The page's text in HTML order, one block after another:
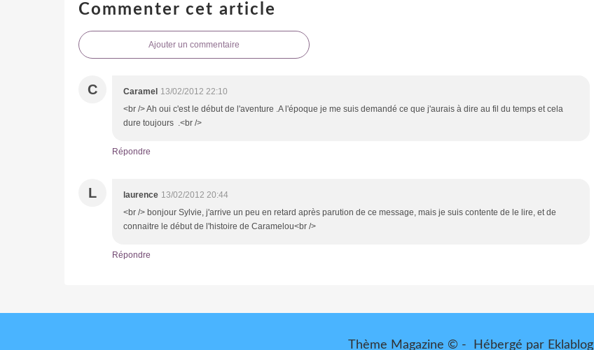
Commenter cet article
Ajouter un commentaire
C Caramel 13/02/2012 22:10
<br /> Ah oui c'est le début de l'aventure .A l'époque je me suis demandé ce que j'aurais à dire au fil du temps et cela
dure toujours .<br />
Répondre
L laurence 13/02/2012 20:44
<br /> bonjour Sylvie, j'arrive un peu en retard après parution de ce message, mais je suis contente de le lire, et de
connaitre le début de l'histoire de Caramelou<br />
Répondre
Thème Magazine © - Hébergé par Eklablog